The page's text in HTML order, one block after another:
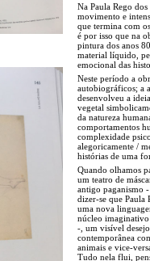
Na Paula Rego
movimento e
que termina com
é por isso que na
pintura dos anos
material líquido,
emocional das
Neste período a
autobiográficos; a
desenvolveu a
vegetal
da natureza
comportamentos
complexidade
alegoricamente /
histórias de uma
Quando olhamos
um teatro de
antigo paganismo
dizer-se que Paula
uma nova
núcleo imaginativo
-, um visível
contemporânea
animais e vice-
Tudo nela flui,